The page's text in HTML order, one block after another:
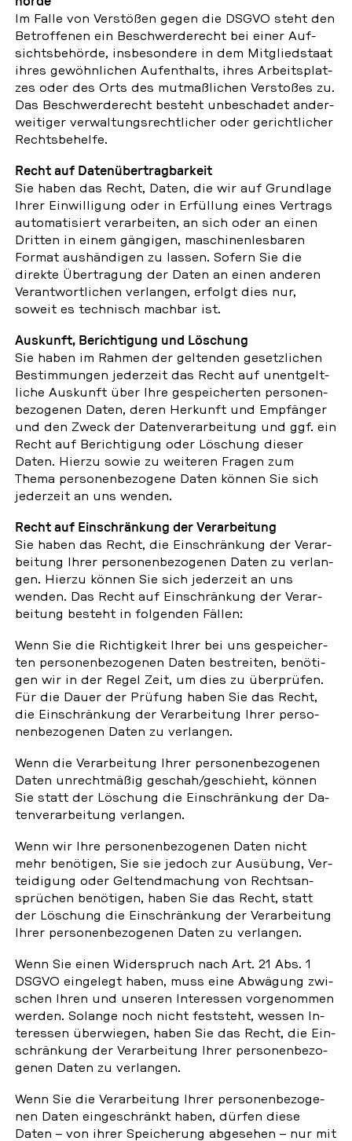
Im Falle von Ver­stö­ßen gegen die DSGVO steht den
Be­trof­fe­nen ein Be­schwer­de­recht bei einer Auf­
sichts­be­hör­de, ins­be­son­de­re in dem Mit­glied­staat
ihres ge­wöhn­li­chen Auf­ent­halts, ihres Ar­beits­plat­
zes oder des Orts des mut­maß­li­chen Ver­sto­ßes zu.
Das Be­schwer­de­recht besteht un­be­scha­det an­der­
wei­ti­ger ver­wal­tungs­recht­li­cher oder ge­richt­li­cher
Rechts­be­hel­fe.
Recht auf Da­ten­über­trag­bar­keit
Sie haben das Recht, Daten, die wir auf Grund­la­ge
Ihrer Ein­wil­li­gung oder in Er­fül­lung eines Ver­trags
au­to­ma­ti­siert ver­ar­bei­ten, an sich oder an einen
Dritten in einem gän­gi­gen, ma­schi­nen­les­ba­ren
Format aus­hän­di­gen zu lassen. Sofern Sie die
direkte Über­tra­gung der Daten an einen anderen
Ver­ant­wort­li­chen ver­lan­gen, erfolgt dies nur,
soweit es tech­nisch machbar ist.
Aus­kunft, Be­rich­ti­gung und Lö­schung
Sie haben im Rahmen der gel­ten­den ge­setz­li­chen
Be­stim­mun­gen je­der­zeit das Recht auf un­ent­gelt­
li­che Aus­kunft über Ihre ge­spei­cher­ten per­so­nen­
be­zo­ge­nen Daten, deren Her­kunft und Emp­fän­ger
und den Zweck der Da­ten­ver­ar­bei­tung und ggf. ein
Recht auf Be­rich­ti­gung oder Lö­schung dieser
Daten. Hierzu sowie zu wei­te­ren Fragen zum
Thema per­so­nen­be­zo­ge­ne Daten können Sie sich
je­der­zeit an uns wenden.
Recht auf Ein­schrän­kung der Ver­ar­bei­tung
Sie haben das Recht, die Ein­schrän­kung der Ver­ar­
bei­tung Ihrer per­so­nen­be­zo­ge­nen Daten zu ver­lan­
gen. Hierzu können Sie sich je­der­zeit an uns
wenden. Das Recht auf Ein­schrän­kung der Ver­ar­
bei­tung besteht in fol­gen­den Fällen:
Wenn Sie die Rich­tig­keit Ihrer bei uns ge­spei­cher­
ten per­so­nen­be­zo­ge­nen Daten be­strei­ten, be­nö­ti­
gen wir in der Regel Zeit, um dies zu über­prü­fen.
Für die Dauer der Prüfung haben Sie das Recht,
die Ein­schrän­kung der Ver­ar­bei­tung Ihrer per­so­
nen­be­zo­ge­nen Daten zu ver­lan­gen.
Wenn die Ver­ar­bei­tung Ihrer per­so­nen­be­zo­ge­nen
Daten un­recht­mä­ßig geschah/ge­schieht, können
Sie statt der Lö­schung die Ein­schrän­kung der Da­
ten­ver­ar­bei­tung ver­lan­gen.
Wenn wir Ihre per­so­nen­be­zo­ge­nen Daten nicht
mehr be­nö­ti­gen, Sie sie jedoch zur Aus­übung, Ver­
tei­di­gung oder Gel­tend­ma­chung von Rechts­an­
sprü­chen be­nö­ti­gen, haben Sie das Recht, statt
der Lö­schung die Ein­schrän­kung der Ver­ar­bei­tung
Ihrer per­so­nen­be­zo­ge­nen Daten zu ver­lan­gen.
Wenn Sie einen Wi­der­spruch nach Art. 21 Abs. 1
DSGVO ein­ge­legt haben, muss eine Ab­wä­gung zwi­
schen Ihren und unseren In­ter­es­sen vor­ge­nom­men
werden. Solange noch nicht fest­steht, wessen In­
ter­es­sen über­wie­gen, haben Sie das Recht, die Ein­
schrän­kung der Ver­ar­bei­tung Ihrer per­so­nen­be­zo­
ge­nen Daten zu ver­lan­gen.
Wenn Sie die Ver­ar­bei­tung Ihrer per­so­nen­be­zo­ge­
nen Daten ein­ge­schränkt haben, dürfen diese
Daten – von ihrer Spei­che­rung ab­ge­se­hen – nur mit